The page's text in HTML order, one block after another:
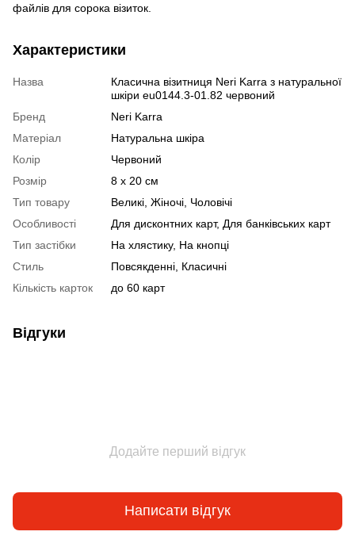
файлів для сорока візиток.
Характеристики
Назва
Класична візитниця Neri Karra з натуральної
шкіри eu0144.3-01.82 червоний
Бренд
Neri Karra
Матеріал
Натуральна шкіра
Колір
Червоний
Розмір
8 x 20 см
Тип товару
Великі, Жіночі, Чоловічі
Особливості
Для дисконтних карт, Для банківських карт
Тип застібки
На хлястику, На кнопці
Стиль
Повсякденні, Класичні
Кількість карток
до 60 карт
Відгуки
Додайте перший відгук
Написати відгук